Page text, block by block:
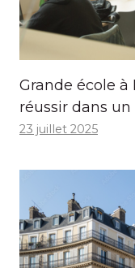
Grande école à
réussir dans
23 juillet 2025